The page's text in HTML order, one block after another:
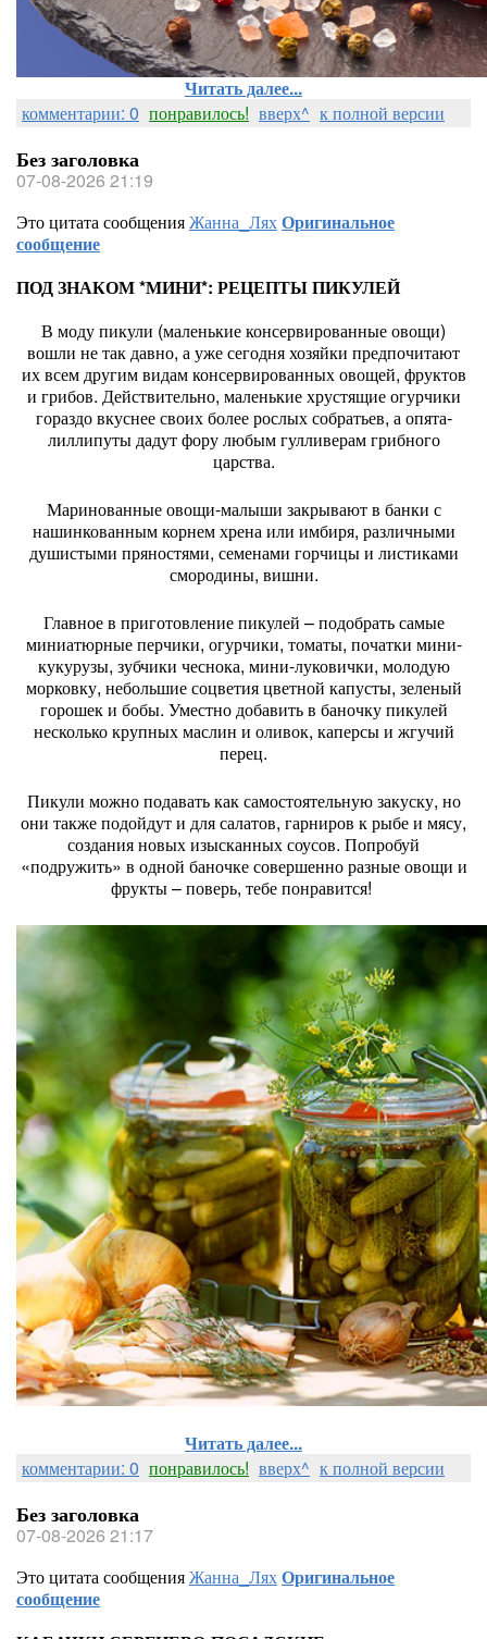
Читать далее...
комментарии: 0 понравилось! вверх^ к полной версии
Без заголовка
07-08-2026 21:19
Это цитата сообщенияЖанна_ЛяхОригинальное
сообщение
ПОД ЗНАКОМ *МИНИ*: РЕЦЕПТЫ ПИКУЛЕЙ
В моду пикули (маленькие консервированные овощи)
вошли не так давно, а уже сегодня хозяйки предпочитают
их всем другим видам консервированных овощей, фруктов
и грибов. Действительно, маленькие хрустящие огурчики
гораздо вкуснее своих более рослых собратьев, а опята-
лиллипуты дадут фору любым гулливерам грибного
царства.
Маринованные овощи-малыши закрывают в банки с
нашинкованным корнем хрена или имбиря, различными
душистыми пряностями, семенами горчицы и листиками
смородины, вишни.
Главное в приготовление пикулей – подобрать самые
миниатюрные перчики, огурчики, томаты, початки мини-
кукурузы, зубчики чеснока, мини-луковички, молодую
морковку, небольшие соцветия цветной капусты, зеленый
горошек и бобы. Уместно добавить в баночку пикулей
несколько крупных маслин и оливок, каперсы и жгучий
перец.
Пикули можно подавать как самостоятельную закуску, но
они также подойдут и для салатов, гарниров к рыбе и мясу,
создания новых изысканных соусов. Попробуй
«подружить» в одной баночке совершенно разные овощи и
фрукты – поверь, тебе понравится!
Читать далее...
комментарии: 0 понравилось! вверх^ к полной версии
Без заголовка
07-08-2026 21:17
Это цитата сообщенияЖанна_ЛяхОригинальное
сообщение